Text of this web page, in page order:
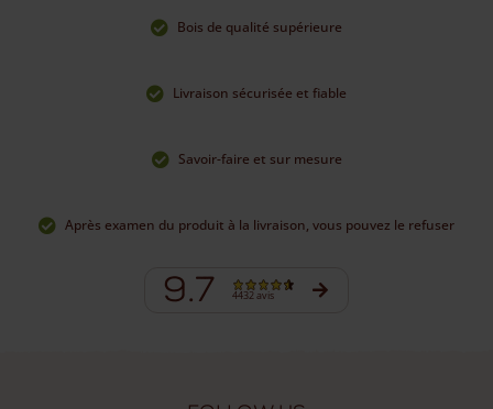
Bois de qualité supérieure
Livraison sécurisée et fiable
Savoir-faire et sur mesure
Après examen du produit à la livraison, vous pouvez le refuser
9.7 4432 avis